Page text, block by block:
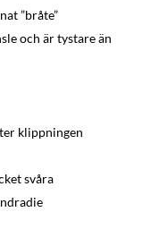
”bråte”
och är tystare än
klippningen
svåra